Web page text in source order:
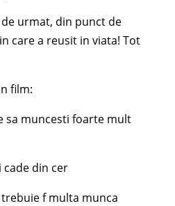
urmat, din punct de
care a reusit in viata! Tot
film:
sa muncesti foarte mult
din cer
f multa munca